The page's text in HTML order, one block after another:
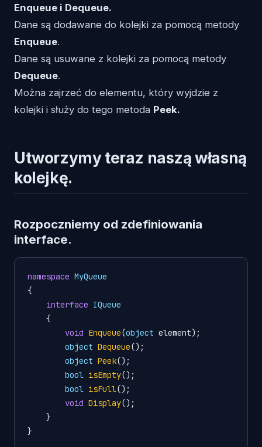
Enqueue i Dequeue.
Dane są dodawane do kolejki za pomocą metody
Enqueue.
Dane są usuwane z kolejki za pomocą metody
Dequeue.
Można zajrzeć do elementu, który wyjdzie z
kolejki i służy do tego metoda Peek.
Utworzymy teraz naszą własną
kolejkę.
Rozpoczniemy od zdefiniowania
interface.
namespace MyQueue
{
interface IQueue
void Enqueue(object element) ;
object Dequeue() ;
object Peek() ;
bool isEmpty() ;
bool isFull() ;
void Display() ;
}